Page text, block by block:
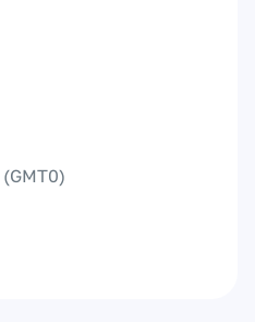
(GMT0)